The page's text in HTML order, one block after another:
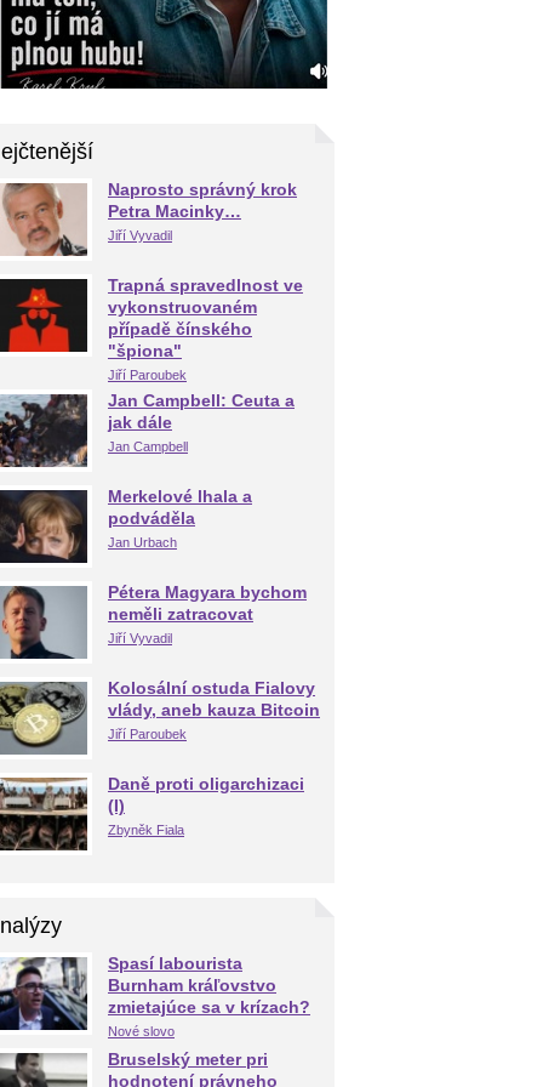
Naprosto správný krok
Petra Macinky…
Jiří Vyvadil
Trapná spravedlnost ve
vykonstruovaném
případě čínského
"špiona"
Jiří Paroubek
Jan Campbell: Ceuta a
jak dále
Jan Campbell
Merkelové lhala a
podváděla
Jan Urbach
Pétera Magyara bychom
neměli zatracovat
Jiří Vyvadil
Kolosální ostuda Fialovy
vlády, aneb kauza Bitcoin
Jiří Paroubek
Daně proti oligarchizaci
(I)
Zbyněk Fiala
Spasí labourista
Burnham kráľovstvo
zmietajúce sa v krízach?
Nové slovo
Bruselský meter pri
hodnotení právneho